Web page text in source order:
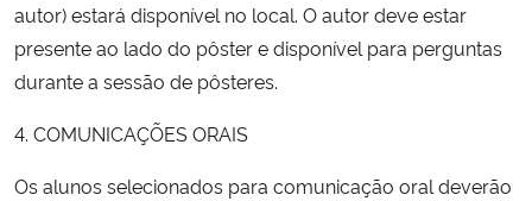
autor) estará disponível no local. O autor deve estar
presente ao lado do pôster e disponível para perguntas
durante a sessão de pôsteres.
4. COMUNICAÇÕES ORAIS
Os alunos selecionados para comunicação oral deverão